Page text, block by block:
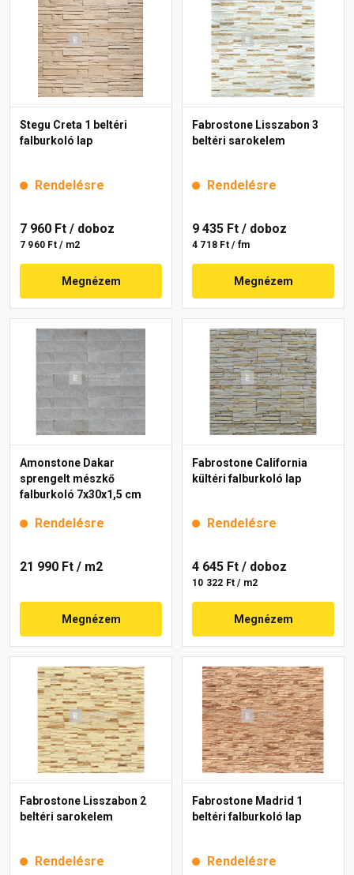
Stegu Creta 1 beltéri
falburkoló lap
Rendelésre
7 960 Ft / doboz
7 960 Ft / m2
Megnézem
Fabrostone Lisszabon 3
beltéri sarokelem
Rendelésre
9 435 Ft / doboz
4 718 Ft / fm
Megnézem
Amonstone Dakar
sprengelt mészkő
falburkoló 7x30x1,5 cm
Rendelésre
21 990 Ft / m2
Megnézem
Fabrostone California
kültéri falburkoló lap
Rendelésre
4 645 Ft / doboz
10 322 Ft / m2
Megnézem
Fabrostone Lisszabon 2
beltéri sarokelem
Rendelésre
Fabrostone Madrid 1
beltéri falburkoló lap
Rendelésre